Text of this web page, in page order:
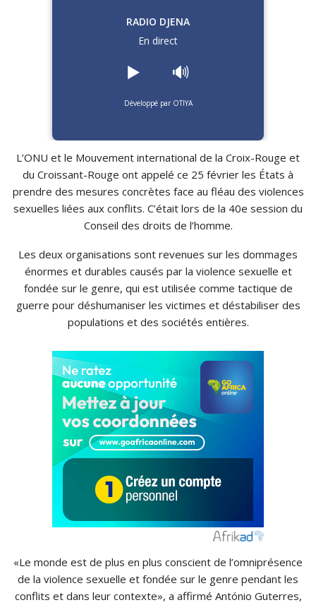
RADIO DJENA
En direct
▶️ 🔊
Développé par OTIYA
L’ONU et le Mouvement international de la Croix-Rouge et
du Croissant-Rouge ont appelé ce 25 février les États à
prendre des mesures concrètes face au fléau des violences
sexuelles liées aux conflits. C’était lors de la 40e session du
Conseil des droits de l’homme.
Les deux organisations sont revenues sur les dommages
énormes et durables causés par la violence sexuelle et
fondée sur le genre, qui est utilisée comme tactique de
guerre pour déshumaniser les victimes et déstabiliser des
populations et des sociétés entières.
«Le monde est de plus en plus conscient de l’omniprésence
de la violence sexuelle et fondée sur le genre pendant les
conflits et dans leur contexte», a affirmé António Guterres,